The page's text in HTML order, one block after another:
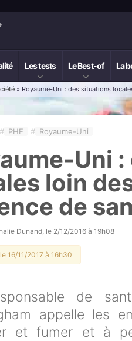
Les tests Le Best-of La
» Royaume-Uni : des situations
# PHE # Royaume-Uni
Uni
loin
de
Dunand , le 2/12/2016 à 19h08
16/11/2017 à 16h30
de
appelle les
et fumer et à